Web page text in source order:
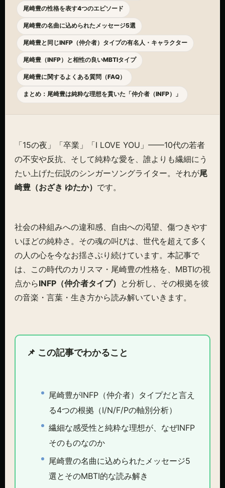
尾崎豊の性格を表す4つのエピソード
尾崎豊の名曲に込められたメッセージ5選
尾崎豊と同じINFP（仲介者）タイプの有名人・キャラクター
尾崎豊（INFP）と相性の良いMBTIタイプ
尾崎豊に関するよくある質問（FAQ）
まとめ：尾崎豊は純粋な理想を貫いた「仲介者（INFP）」
「15の夜」「卒業」「I LOVE YOU」——10代の若者
の不安や反抗、そして純粋な愛を、誰よりも繊細にう
たい上げた伝説のシンガーソングライター。それが尾
崎豊（おざき ゆたか） です。
社会の枠組みへの違和感、自由への渇望、傷つきやす
いほどの純粋さ。その魂の叫びは、世代を超えて多く
の人の心を今なお揺さぶり続けています。本記事で
は、この時代のカリスマ・尾崎豊の性格を、MBTIの視
点からINFP（仲介者タイプ） と分析し、その根拠を彼
の音楽・言葉・生き方から読み解いていきます。
📌 この記事でわかること
尾崎豊がINFP（仲介者）タイプだと言え
る4つの根拠（I/N/F/Pの軸別分析）
繊細な感受性と純粋な理想が、なぜINFP
そのものなのか
尾崎豊の名曲に込められたメッセージ5
選とそのMBTI的な読み解き